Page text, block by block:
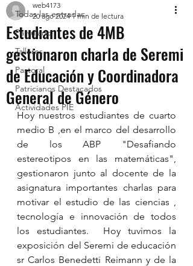
Todas las entradas
Parvulario
Talleres
Pastoral
Patricianos Destacados
Actividades PIE
Estudiantes de 4MB
gestionaron charla de Seremi
de Educación y Coordinadora
General de Género
web4173
20 ago 2024 1 min de lectura
Hoy nuestros estudiantes de cuarto
medio B ,en el marco del desarrollo
de los ABP "Desafiando
estereotipos en las matemáticas",
gestionaron junto al docente de la
asignatura importantes charlas para
motivar el estudio de las ciencias ,
tecnología e innovación de todos
los estudiantes.  Hoy tuvimos la
exposición del Seremi de educación
sr Carlos Benedetti Reimann y de la